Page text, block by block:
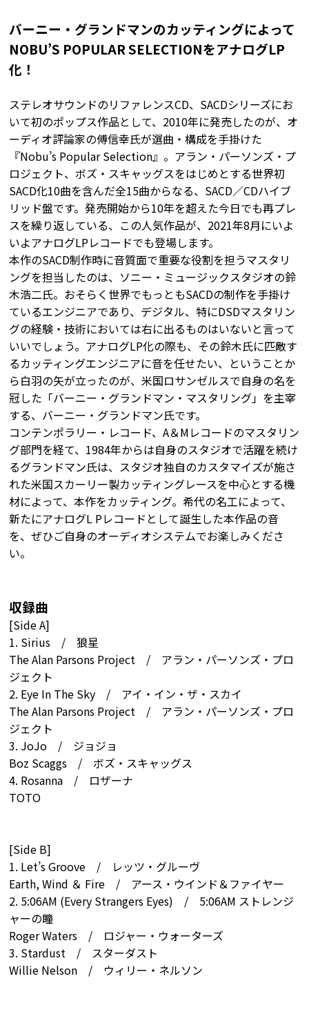
バーニー・グランドマンのカッティングによって
NOBU’S POPULAR SELECTIONをアナログLP
化！
ステレオサウンドのリファレンスCD、SACDシリーズにお
いて初のポップス作品として、2010年に発売したのが、オ
ーディオ評論家の傅信幸氏が選曲・構成を手掛けた
『Nobu’s Popular Selection』。アラン・パーソンズ・プ
ロジェクト、ボズ・スキャッグスをはじめとする世界初
SACD化10曲を含んだ全15曲からなる、SACD／CDハイブ
リッド盤です。発売開始から10年を超えた今日でも再プレ
スを繰り返している、この人気作品が、2021年8月にいよ
いよアナログLPレコードでも登場します。
本作のSACD制作時に音質面で重要な役割を担うマスタリ
ングを担当したのは、ソニー・ミュージックスタジオの鈴
木浩二氏。おそらく世界でもっともSACDの制作を手掛け
ているエンジニアであり、デジタル、特にDSDマスタリン
グの経験・技術においては右に出るものはいないと言って
いいでしょう。アナログLP化の際も、その鈴木氏に匹敵す
るカッティングエンジニアに音を任せたい、ということか
ら白羽の矢が立ったのが、米国ロサンゼルスで自身の名を
冠した「バーニー・グランドマン・マスタリング」を主宰
する、バーニー・グランドマン氏です。
コンテンポラリー・レコード、A＆Mレコードのマスタリン
グ部門を経て、1984年からは自身のスタジオで活躍を続け
るグランドマン氏は、スタジオ独自のカスタマイズが施さ
れた米国スカーリー製カッティングレースを中心とする機
材によって、本作をカッティング。希代の名工によって、
新たにアナログL Pレコードとして誕生した本作品の音
を、ぜひご自身のオーディオシステムでお楽しみくださ
い。
収録曲
[Side A]
1. Sirius / 狼星
The Alan Parsons Project / アラン・パーソンズ・プロ
ジェクト
2. Eye In The Sky / アイ・イン・ザ・スカイ
The Alan Parsons Project / アラン・パーソンズ・プロ
ジェクト
3. JoJo / ジョジョ
Boz Scaggs / ボズ・スキャッグス
4. Rosanna / ロザーナ
TOTO
[Side B]
1. Let’s Groove / レッツ・グルーヴ
Earth, Wind ＆ Fire / アース・ウインド＆ファイヤー
2. 5:06AM (Every Strangers Eyes) / 5:06AM ストレンジ
ャーの瞳
Roger Waters / ロジャー・ウォーターズ
3. Stardust / スターダスト
Willie Nelson / ウィリー・ネルソン